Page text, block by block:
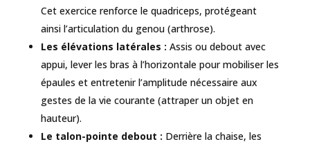
Cet exercice renforce le quadriceps, protégeant
ainsi l’articulation du genou (arthrose).
Les élévations latérales : Assis ou debout avec
appui, lever les bras à l’horizontale pour mobiliser les
épaules et entretenir l’amplitude nécessaire aux
gestes de la vie courante (attraper un objet en
hauteur).
Le talon-pointe debout : Derrière la chaise, les